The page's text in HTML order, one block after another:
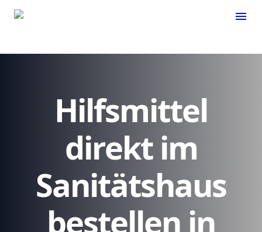
menu
Hilfsmittel
direkt im
Sanitätshaus
bestellen in